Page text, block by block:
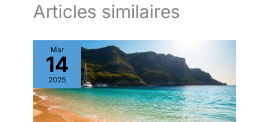
Articles similaires
Mar
14
2025